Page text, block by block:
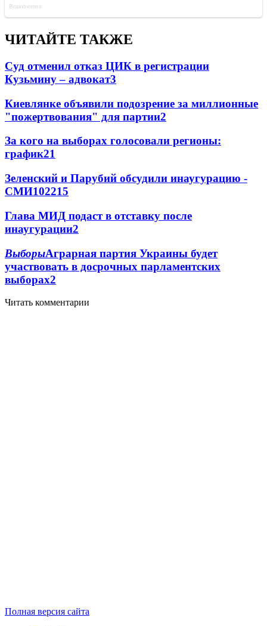
ЧИТАЙТЕ ТАКЖЕ
Суд отменил отказ ЦИК в регистрации
Кузьмину – адвокат3
Киевлянке объявили подозрение за миллионные
"пожертвования" для партии2
За кого на выборах голосовали регионы:
график21
Зеленский и Парубий обсудили инаугурацию -
СМИ102215
Глава МИД подаст в отставку после
инаугурации2
ВыборыАграрная партия Украины будет
участвовать в досрочных парламентских
выборах2
Читать комментарии
Полная версия сайта